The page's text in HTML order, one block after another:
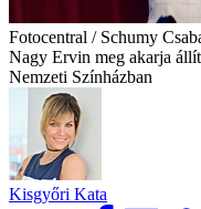
Fotocentral / Schumy
Nagy Ervin meg akarja
Nemzeti Színházban
Kisgyőri Kata